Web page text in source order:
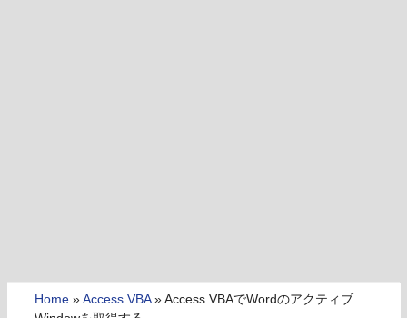
Home » Access VBA» Access VBAでWordのアクティブ